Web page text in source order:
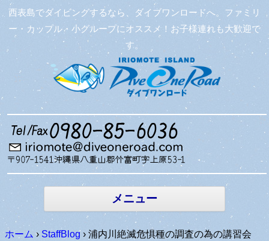
西表島でダイビングするなら、ダイブワンロードへ。ファミリ
ー・カップル・小グループにオススメ！お子様連れも大歓迎で
す。
メニュー
コンテン
ホーム › StaffBlog › 浦内川絶滅危惧種の調査の為の講習会